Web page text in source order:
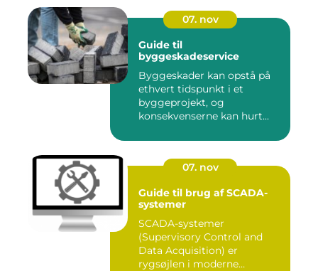
07. nov
Guide til
byggeskadeservice
Byggeskader kan opstå på
ethvert tidspunkt i et
byggeprojekt, og
konsekvenserne kan hurt...
07. nov
Guide til brug af SCADA-
systemer
SCADA-systemer
(Supervisory Control and
Data Acquisition) er
rygsøjlen i moderne